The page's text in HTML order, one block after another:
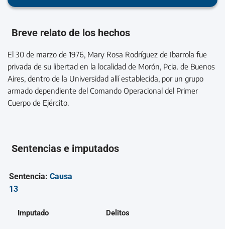
Breve relato de los hechos
El 30 de marzo de 1976, Mary Rosa Rodríguez de Ibarrola fue
privada de su libertad en la localidad de Morón, Pcia. de Buenos
Aires, dentro de la Universidad allí establecida, por un grupo
armado dependiente del Comando Operacional del Primer
Cuerpo de Ejército.
Sentencias e imputados
Sentencia: Causa
13
Imputado Delitos